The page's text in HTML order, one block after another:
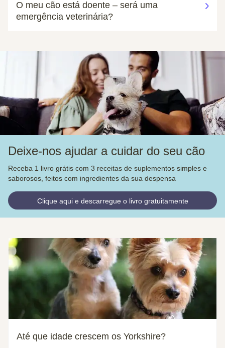
O meu cão está doente – será uma
emergência veterinária?
Deixe-nos ajudar a cuidar do seu cão
Receba 1 livro grátis com 3 receitas de suplementos simples e
saborosos, feitos com ingredientes da sua despensa
Clique aqui e descarregue o livro gratuitamente
Até que idade crescem os Yorkshire?